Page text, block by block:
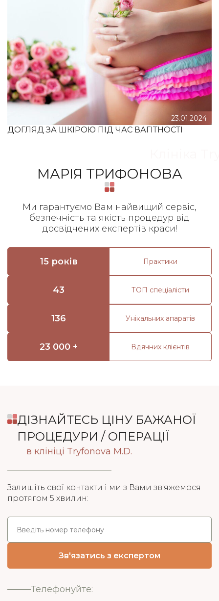
23.01.2024
ДОГЛЯД ЗА ШКІРОЮ ПІД ЧАС ВАГІТНОСТІ
МАРІЯ ТРИФОНОВА
Ми гарантуємо Вам найвищий сервіс,
безпечність та якість процедур від
досвідчених експертів краси!
15 років Практики
43 ТОП спеціалісти
136 Унікальних апаратів
23 000 + Вдячних клієнтів
ДІЗНАЙТЕСЬ ЦІНУ БАЖАНОЇ
ПРОЦЕДУРИ / ОПЕРАЦІЇ
в клініці Tryfonova M.D.
Залишіть свої контакти і ми з Вами зв'яжемося
протягом 5 хвилин:
Телефонуйте: